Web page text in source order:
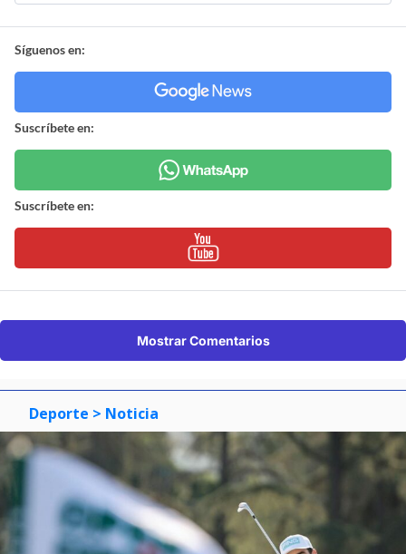
Síguenos en:
Suscríbete en:
Suscríbete en:
Mostrar Comentarios
Deporte > Noticia